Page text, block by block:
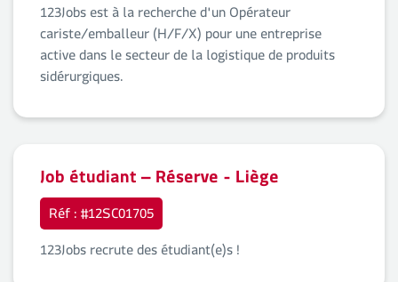
123Jobs est à la recherche d'un Opérateur
cariste/emballeur (H/F/X) pour une entreprise
active dans le secteur de la logistique de produits
sidérurgiques.
Job étudiant – Réserve - Liège
Réf : #12SC01705
123Jobs recrute des étudiant(e)s !